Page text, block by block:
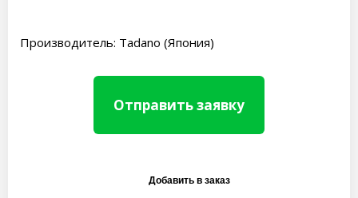
Производитель: Tadano (Япония)
Отправить заявку